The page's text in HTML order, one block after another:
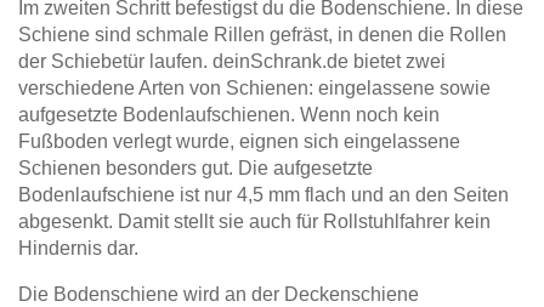
Im zweiten Schritt befestigst du die Bodenschiene. In diese
Schiene sind schmale Rillen gefräst, in denen die Rollen
der Schiebetür laufen. deinSchrank.de bietet zwei
verschiedene Arten von Schienen: eingelassene sowie
aufgesetzte Bodenlaufschienen. Wenn noch kein
Fußboden verlegt wurde, eignen sich eingelassene
Schienen besonders gut. Die aufgesetzte
Bodenlaufschiene ist nur 4,5 mm flach und an den Seiten
abgesenkt. Damit stellt sie auch für Rollstuhlfahrer kein
Hindernis dar.
Die Bodenschiene wird an der Deckenschiene